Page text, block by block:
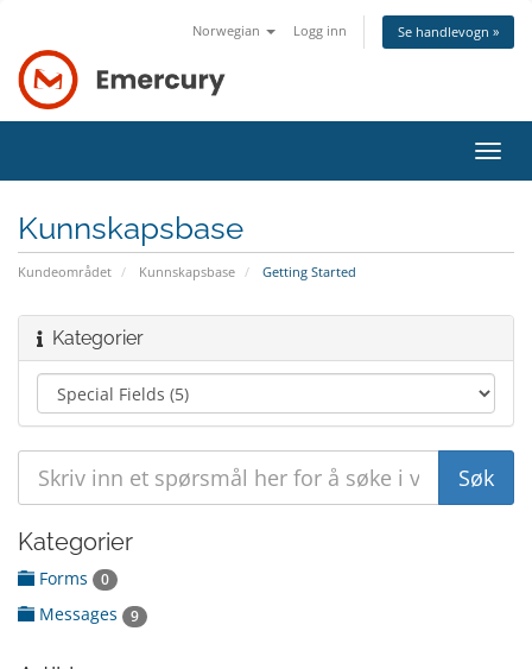
Norwegian Logg inn Se handlevogn »
Bytt
Kunnskapsbase
Kundeområdet Kunnskapsbase Getting Started
Kategorier
Kategorier
Forms 0
Messages 9